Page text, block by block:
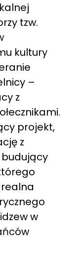
tzw.
kultury
–
z
projekt,
z
w